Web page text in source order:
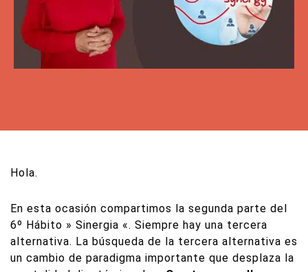
Hola.
En esta ocasión compartimos la segunda parte del
6º Hábito » Sinergia «. Siempre hay una tercera
alternativa. La búsqueda de la tercera alternativa es
un cambio de paradigma importante que desplaza la